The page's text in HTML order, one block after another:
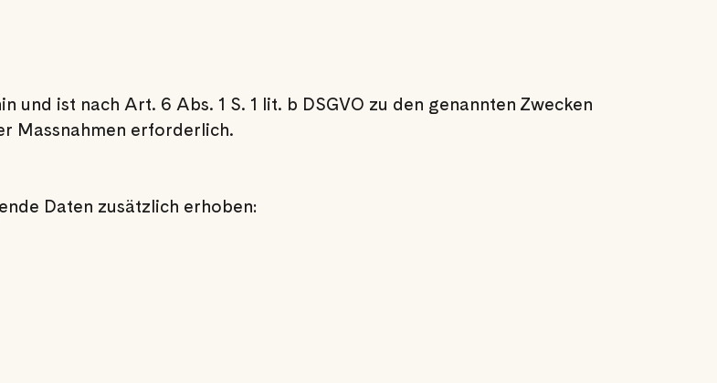
ist nach Art. 6 Abs. 1 S. 1 lit. b DSGVO zu den genannten Zwecken
Massnahmen erforderlich.
Daten zusätzlich erhoben: